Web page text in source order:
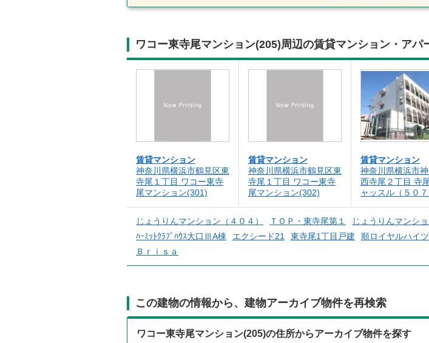
ワコー東寺尾マンション(205)周辺の賃貸マンション・アパ
賃貸マンション
神奈川県横浜市鶴見区東
寺尾１丁目 ワコー東寺
尾マンション(301)
賃貸マンション
神奈川県横浜市鶴見区東
寺尾１丁目 ワコー東寺
尾マンション(302)
賃貸マンション
神奈川県横浜市
西寺尾２丁目 寺
ャッスル（５０７
じょうりんマンション（４０４） ＴＯＰ・東寺尾第１ じょうりんマンショ
ﾊｰﾐｯﾄｸﾗﾌﾞﾊｳｽ大口ⅢA棟
エクシード21 東寺尾1丁目戸建 順ロイヤルハイツ
Ｂｒｉｓａ
この建物の情報から、建物アーカイブ物件を再検索
ワコー東寺尾マンション(205)の住所からアーカイブ物件を探す